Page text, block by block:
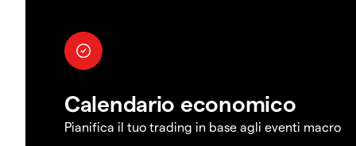
Calendario economico
Pianifica il tuo trading in base agli eventi macro